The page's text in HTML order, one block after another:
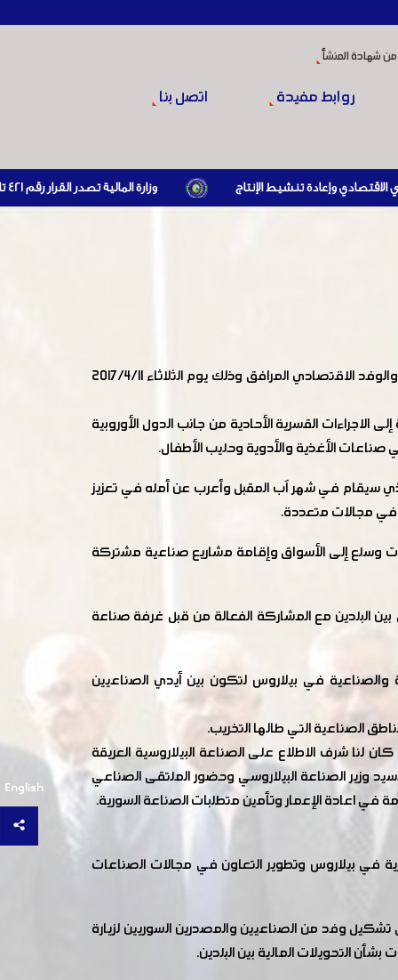
شهادة المنشأ
روابط مفيدة اتصل بنا
وزارة المالية تصدر القرار رقم 421 تاريخ 24/3/2026 المتضمن الزام المستوردين بإبراز براءة ذمة مالية سارية صادرة عن الهيئة العامة للضرائب والرسوم أو مديرياتها عند القيام بعمليات الاستيراد
English
استقبل رئيس غرفة صناعة دمشق وريفها السيد سامر الدبس والسادة أعضاء مجلس ادارة الغرفة السيد وزير الصناعة البيلاروسي والوفد الاقتصادي المرافق وذلك يوم الثلاثاء 2017/4/11
القسرية الأحادية من جانب الدول الأوروبية
صناعات الأغذية والأدوية وحليب الأطفال.
سيقام في شهر آب المقبل وأعرب عن أمله في تعزيز
في مجالات متعددة.
وسلع إلى الأسواق وإقامة مشاريع صناعية مشتركة
البلدين مع المشاركة الفعالة من قبل غرفة صناعة
والصناعية في بيلاروس لتكون بين أيدي الصناعيين
الصناعية التي طالها التخريب.
محمد أكرم الحلاق عضو مجلس ادارة الغرفة نيابة عن زملائي الذين زارو بيلاروسيا من 3- 2016/3/5 حيث كان لنا شرف الاطلاع على الصناعة البيلاروسية العريقة
وزير الصناعة البيلاروسي وحضور الملتقى الصناعي
في اعادة الإعمار وتأمين متطلبات الصناعة السورية.
في بيلاروس وتطوير التعاون في مجالات الصناعات
وفد من الصناعيين والمصدرين السوريين لزيارة
التحويلات المالية بين البلدين.